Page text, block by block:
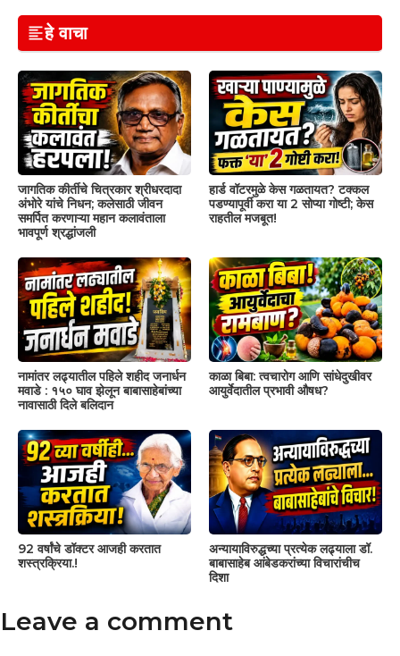
हे वाचा
जागतिक कीर्तीचे चित्रकार श्रीधरदादा
अंभोरे यांचे निधन; कलेसाठी जीवन
समर्पित करणाऱ्या महान कलावंताला
भावपूर्ण श्रद्धांजली
हार्ड वॉटरमुळे केस गळतायत? टक्कल
पडण्यापूर्वी करा या 2 सोप्या गोष्टी; केस
राहतील मजबूत!
नामांतर लढ्यातील पहिले शहीद जनार्धन
मवाडे : १५० घाव झेलून बाबासाहेबांच्या
नावासाठी दिले बलिदान
काळा बिबा: त्वचारोग आणि सांधेदुखीवर
आयुर्वेदातील प्रभावी औषध?
92 वर्षांचे डॉक्टर आजही करतात
शस्त्रक्रिया.!
अन्यायाविरुद्धच्या प्रत्येक लढ्याला डॉ.
बाबासाहेब आंबेडकरांच्या विचारांचीच
दिशा
Leave a comment